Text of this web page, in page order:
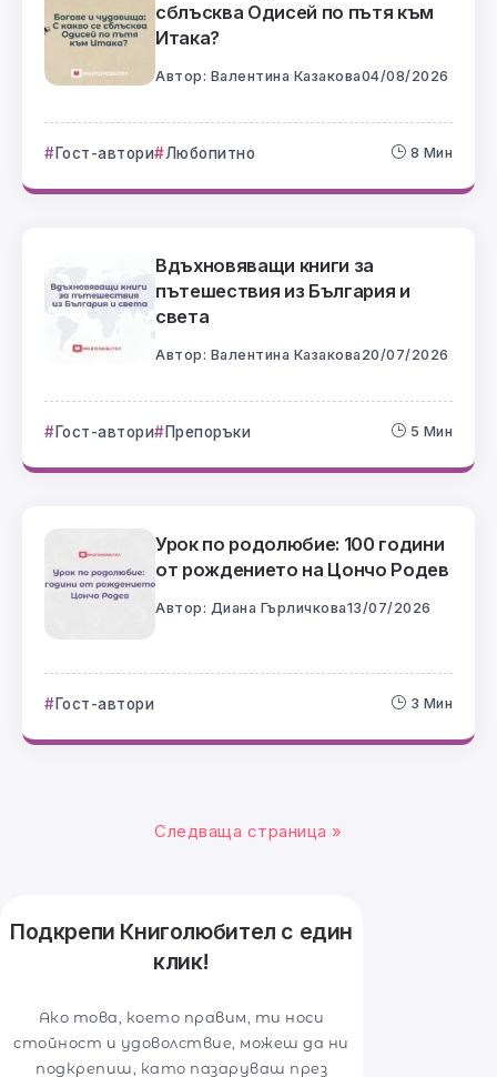
сблъсква Одисей по пътя към
Итака?
Автор: Валентина Казакова04/08/2026
Гост-автори Любопитно 8 Мин
Вдъхновяващи книги за
пътешествия из България и
света
Автор: Валентина Казакова 20/07/2026
Гост-автори Препоръки 5 Мин
Урок по родолюбие: 100 години
от рождението на Цончо Родев
Автор: Диана Гърличкова13/07/2026
Гост-автори 3 Мин
Следваща страница »
Подкрепи Книголюбител с един
клик!
Ако това, което правим, ти носи
стойност и удоволствие, можеш да ни
подкрепиш, като пазаруваш през